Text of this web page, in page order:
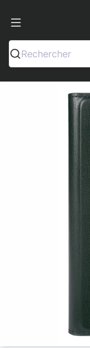
Rechercher